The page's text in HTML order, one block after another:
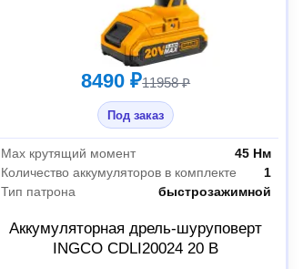
8490 ₽11958 ₽
Под заказ
Max крутящий момент
45 Нм
Количество аккумуляторов в комплекте
1
Тип патрона
быстрозажимной
Аккумуляторная дрель-шуруповерт
INGCO CDLI20024 20 В